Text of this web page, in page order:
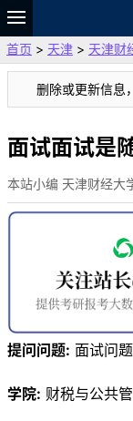
题库
故事
VIP
资料
首页 > 天津 > 天津财
删除或更新信息
面试面试是
本站小编 天津财经大
提问问题: 面试问题
学院: 财税与公共